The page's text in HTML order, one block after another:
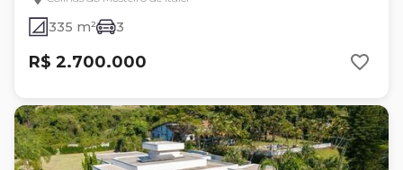
335 m² 3
R$ 2.700.000